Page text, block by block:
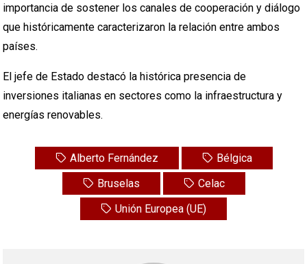
importancia de sostener los canales de cooperación y diálogo
que históricamente caracterizaron la relación entre ambos
países.
El jefe de Estado destacó la histórica presencia de
inversiones italianas en sectores como la infraestructura y
energías renovables.
Alberto Fernández
Bélgica
Bruselas
Celac
Unión Europea (UE)